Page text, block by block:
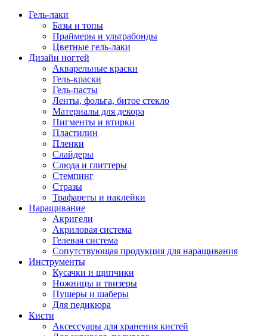
Гель-лаки
Базы и топы
Праймеры и ультрабонды
Цветные гель-лаки
Дизайн ногтей
Акварельные краски
Гель-краски
Гель-пасты
Ленты, фольга, битое стекло
Материалы для декора
Пигменты и втирки
Пластилин
Пленки
Слайдеры
Слюда и глиттеры
Стемпинг
Стразы
Трафареты и наклейки
Наращивание
Акригели
Акриловая система
Гелевая система
Сопутствующая продукция для наращивания
Инструменты
Кусачки и щипчики
Ножницы и твизеры
Пушеры и шаберы
Для педикюра
Кисти
Аксессуары для хранения кистей